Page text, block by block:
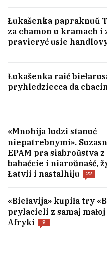
Łukašenka papraknuŭ
za chamon u kramach i
pravieryć usie
Łukašenka raić
pryhledziecca da
«Mnohija ludzi stanuć
niepatrebnymi».
EPAM pra siabroŭstva
bahaćcie i niaroŭnaść,
Łatvii i nastalhiju
22
«Biełavija» kupiła try
prylacieli z samaj
Afryki
9
Tramp zajaviŭ, što
rakiet Patriot
15
Wildberries
Na «Hrodna